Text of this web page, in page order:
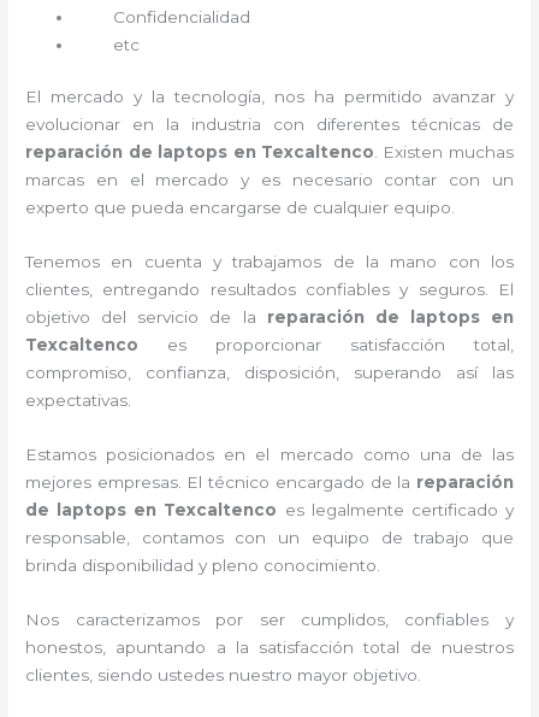
Confidencialidad
etc
El mercado y la tecnología, nos ha permitido avanzar y
evolucionar en la industria con diferentes técnicas de
reparación de laptops en Texcaltenco . Existen muchas
marcas en el mercado y es necesario contar con un
experto que pueda encargarse de cualquier equipo.
Tenemos en cuenta y trabajamos de la mano con los
clientes, entregando resultados confiables y seguros. El
objetivo del servicio de la reparación de laptops en
Texcaltenco es proporcionar satisfacción total,
compromiso, confianza, disposición, superando así las
expectativas.
Estamos posicionados en el mercado como una de las
mejores empresas. El técnico encargado de la reparación
de laptops en Texcaltenco es legalmente certificado y
responsable, contamos con un equipo de trabajo que
brinda disponibilidad y pleno conocimiento.
Nos caracterizamos por ser cumplidos, confiables y
honestos, apuntando a la satisfacción total de nuestros
clientes, siendo ustedes nuestro mayor objetivo.